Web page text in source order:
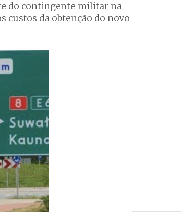
do contingente militar na
custos da obtenção do novo